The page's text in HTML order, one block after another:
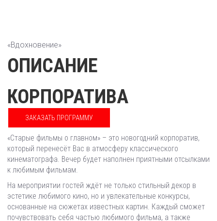
«Вдохновение»
ОПИСАНИЕ
КОРПОРАТИВА
ЗАКАЗАТЬ ПРОГРАММУ
«Старые фильмы о главном» – это новогодний корпоратив,
который перенесёт Вас в атмосферу классического
кинематографа. Вечер будет наполнен приятными отсылками
к любимым фильмам.
На мероприятии гостей ждёт не только стильный декор в
эстетике любимого кино, но и увлекательные конкурсы,
основанные на сюжетах известных картин. Каждый сможет
почувствовать себя частью любимого фильма, а также